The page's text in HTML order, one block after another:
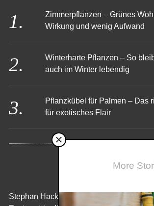
More
Zimmerpflanzen – Grünes
Wirkung und wenig Aufwand
Winterharte Pflanzen – So
auch im Winter lebendig
Pflanzkübel für Palmen – Das
für exotisches Flair
Stephan Hack